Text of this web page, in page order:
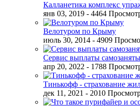
Калланетика комплекс
янв 03, 2019 - 4464
Велотуром по Крыму
июль 30, 2014 - 4909
Сервис выплаты
апр 20, 2022 - 1788
Тинькофф - страхование
дек 11, 2021 - 2010